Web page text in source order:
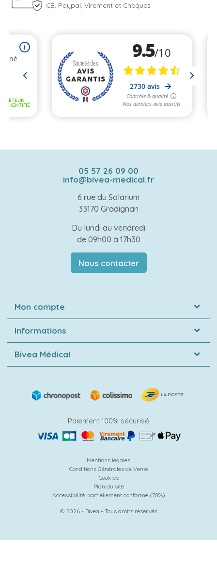
CB, Paypal, Virement et Chèques
05 57 26 09 00
info@bivea-medical.fr
6 rue du Solarium
33170 Gradignan
Du lundi au vendredi
de 09h00 à 17h30
Nous contacter
Mon compte
Informations
Bivea Médical
Paiement 100% sécurisé
Mentions légales
Conditions Générales de Vente
Cookies
Plan du site
Accessibilité: partiellement conforme (78%)
© 2026 - Bivea - Tous droits réservés